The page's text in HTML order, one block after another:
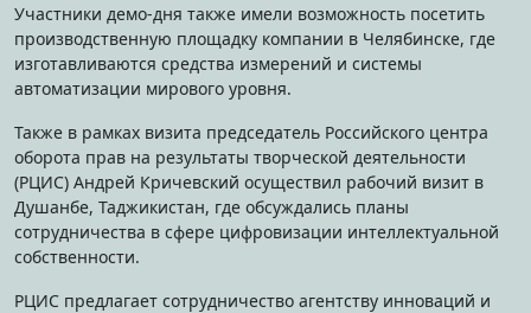
Участники демо-дня также имели возможность посетить
производственную площадку компании в Челябинске, где
изготавливаются средства измерений и системы
автоматизации мирового уровня.
Также в рамках визита председатель Российского центра
оборота прав на результаты творческой деятельности
(РЦИС) Андрей Кричевский осуществил рабочий визит в
Душанбе, Таджикистан, где обсуждались планы
сотрудничества в сфере цифровизации интеллектуальной
собственности.
РЦИС предлагает сотрудничество агентству инноваций и